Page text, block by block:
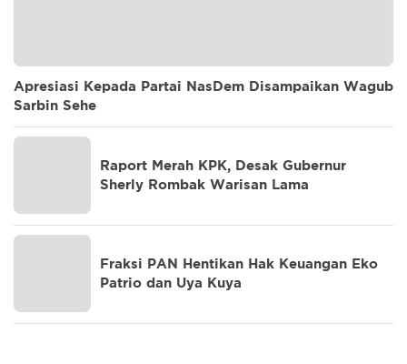
Apresiasi Kepada Partai NasDem Disampaikan Wagub
Sarbin Sehe
Raport Merah KPK, Desak Gubernur
Sherly Rombak Warisan Lama
Fraksi PAN Hentikan Hak Keuangan Eko
Patrio dan Uya Kuya